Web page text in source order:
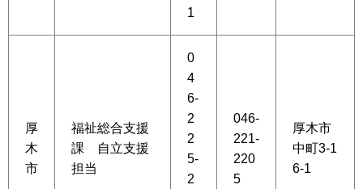
1
厚
木
市
福祉総合支援
課 自立支援
担当
0
4
6-
2
2
5-
2
046-
221-
220
5
厚木市
中町3-1
6-1